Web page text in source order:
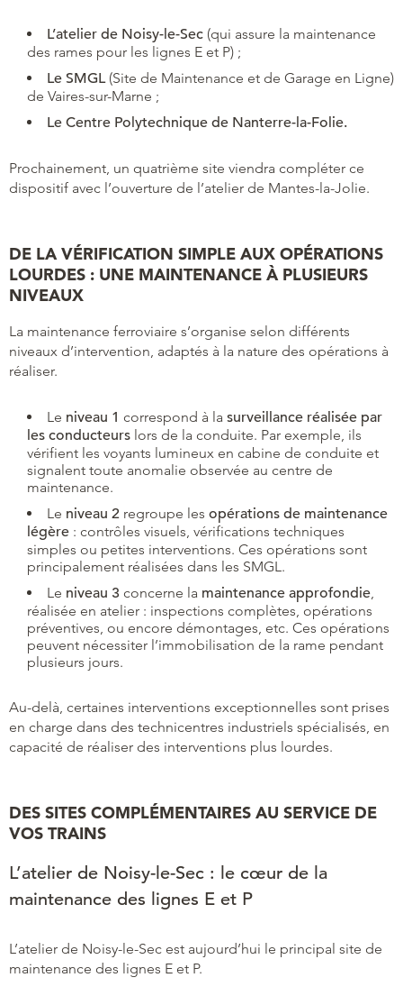
L’atelier de Noisy-le-Sec (qui assure la maintenance
des rames pour les lignes E et P) ;
Le SMGL (Site de Maintenance et de Garage en Ligne)
de Vaires-sur-Marne ;
Le Centre Polytechnique de Nanterre-la-Folie.
Prochainement, un quatrième site viendra compléter ce
dispositif avec l’ouverture de l’atelier de Mantes-la-Jolie.
DE LA VÉRIFICATION SIMPLE AUX OPÉRATIONS
LOURDES : UNE MAINTENANCE À PLUSIEURS
NIVEAUX
La maintenance ferroviaire s’organise selon différents
niveaux d’intervention, adaptés à la nature des opérations à
réaliser.
Le niveau 1 correspond à la surveillance réalisée par
les conducteurs lors de la conduite. Par exemple, ils
vérifient les voyants lumineux en cabine de conduite et
signalent toute anomalie observée au centre de
maintenance.
Le niveau 2 regroupe les opérations de maintenance
légère : contrôles visuels, vérifications techniques
simples ou petites interventions. Ces opérations sont
principalement réalisées dans les SMGL.
Le niveau 3 concerne la maintenance approfondie
réalisée en atelier : inspections complètes, opérations
préventives, ou encore démontages, etc. Ces opérations
peuvent nécessiter l’immobilisation de la rame pendant
plusieurs jours.
Au-delà, certaines interventions exceptionnelles sont prises
en charge dans des technicentres industriels spécialisés, en
capacité de réaliser des interventions plus lourdes.
DES SITES COMPLÉMENTAIRES AU SERVICE DE
VOS TRAINS
L’atelier de Noisy-le-Sec : le cœur de la
maintenance des lignes E et P
L’atelier de Noisy-le-Sec est aujourd’hui le principal site de
maintenance des lignes E et P.